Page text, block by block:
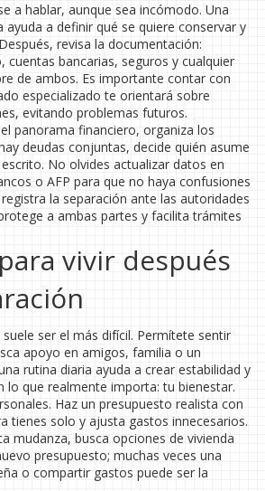
a hablar, aunque sea incómodo. Una
a definir qué se quiere conservar y
revisa la documentación:
cuentas bancarias, seguros y cualquier
de ambos. Es importante contar con
especializado te orientará sobre
evitando problemas futuros.
panorama financiero, organiza los
deudas conjuntas, decide quién asume
No olvides actualizar datos en
o AFP para que no haya confusiones
la separación ante las autoridades
a ambas partes y facilita trámites
vivir después
ser el más difícil. Permítete sentir
apoyo en amigos, familia o un
rutina diaria ayuda a crear estabilidad y
lo que realmente importa: tu bienestar.
Haz un presupuesto realista con
tienes solo y ajusta gastos innecesarios.
mudanza, busca opciones de vivienda
presupuesto; muchas veces una
o compartir gastos puede ser la